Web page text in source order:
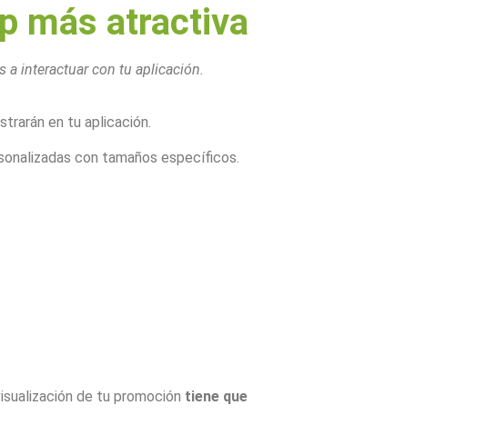
más atractiva
a interactuar con tu aplicación.
en tu aplicación.
con tamaños específicos.
de tu promoción tiene que